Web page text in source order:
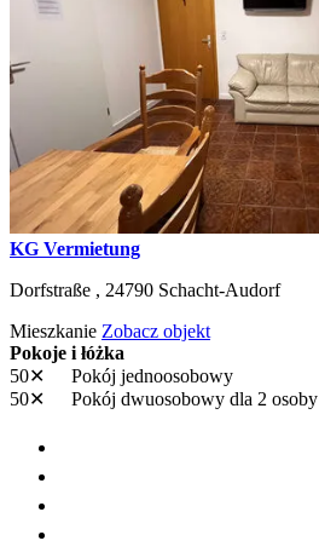
KG Vermietung
Dorfstraße , 24790 Schacht-Audorf
Mieszkanie Zobacz objekt
Pokoje i łóżka
50✕
Pokój jednoosobowy
50✕
Pokój dwuosobowy dla 2 osoby